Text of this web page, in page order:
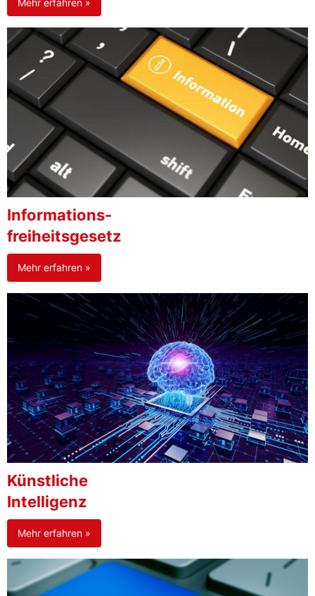
Informations-
freiheitsgesetz
Mehr erfahren »
Künstliche
Intelligenz
Mehr erfahren »